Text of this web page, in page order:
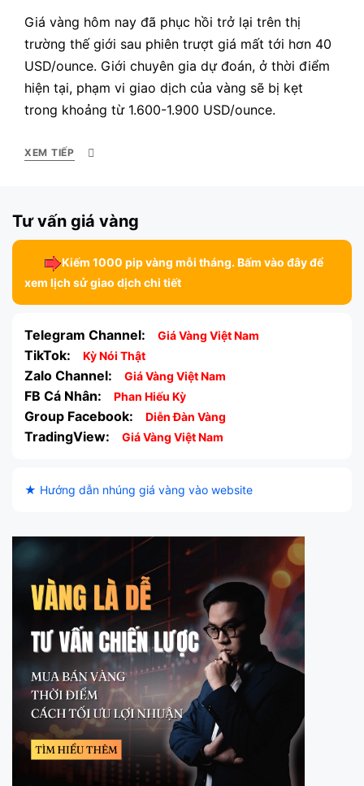
Giá vàng hôm nay đã phục hồi trở lại trên thị
trường thế giới sau phiên trượt giá mất tới hơn 40
USD/ounce. Giới chuyên gia dự đoán, ở thời điểm
hiện tại, phạm vi giao dịch của vàng sẽ bị kẹt
trong khoảng từ 1.600-1.900 USD/ounce.
XEM TIẾP
Tư vấn giá vàng
Kiếm 1000 pip vàng mỗi tháng. Bấm vào đây để
xem lịch sử giao dịch chi tiết
Telegram Channel: Giá Vàng Việt Nam
TikTok: Kỳ Nói Thật
Zalo Channel: Giá Vàng Việt Nam
FB Cá Nhân: Phan Hiếu Kỳ
Group Facebook: Diễn Đàn Vàng
TradingView: Giá Vàng Việt Nam
★ Hướng dẫn nhúng giá vàng vào website